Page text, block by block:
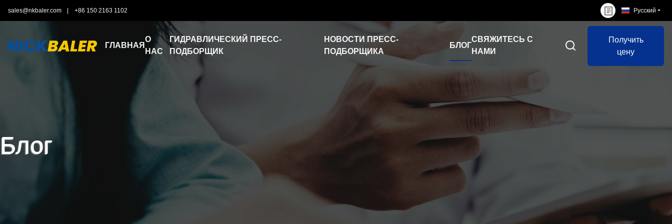
sales@nkbaler.com +86 150 2163 1102 Русский
ГЛАВНАЯ
О
НАС
ГИДРАВЛИЧЕСКИЙ ПРЕСС-
ПОДБОРЩИК
НОВОСТИ ПРЕСС-
ПОДБОРЩИКА
БЛОГ
СВЯЖИТЕСЬ С
НАМИ
Получить
цену
Блог